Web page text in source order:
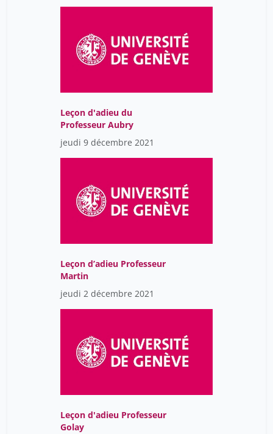
Leçon d'adieu du
Professeur Aubry
jeudi 9 décembre 2021
Leçon d’adieu Professeur
Martin
jeudi 2 décembre 2021
Leçon d'adieu Professeur
Golay